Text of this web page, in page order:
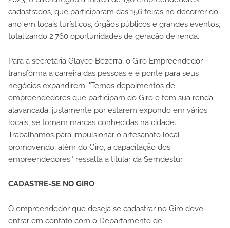
cadastrados, que participaram das 156 feiras no decorrer do
ano em locais turísticos, órgãos públicos e grandes eventos,
totalizando 2.760 oportunidades de geração de renda.
Para a secretária Glayce Bezerra, o Giro Empreendedor
transforma a carreira das pessoas e é ponte para seus
negócios expandirem. "Temos depoimentos de
empreendedores que participam do Giro e tem sua renda
alavancada, justamente por estarem expondo em vários
locais, se tornam marcas conhecidas na cidade.
Trabalhamos para impulsionar o artesanato local
promovendo, além do Giro, a capacitação dos
empreendedores." ressalta a titular da Semdestur.
CADASTRE-SE NO GIRO
O empreendedor que deseja se cadastrar no Giro deve
entrar em contato com o Departamento de